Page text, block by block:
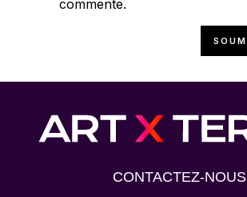
commente.
CONTACTEZ-NOUS